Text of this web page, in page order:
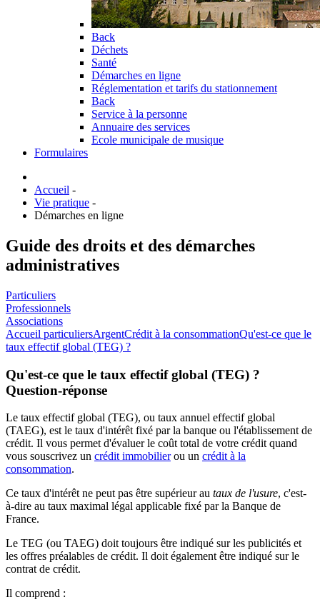
Back
Déchets
Santé
Démarches en ligne
Réglementation et tarifs du stationnement
Back
Service à la personne
Annuaire des services
Ecole municipale de musique
Formulaires
Accueil -
Vie pratique -
Démarches en ligne
Guide des droits et des démarches
administratives
Particuliers
Professionnels
Associations
Accueil particuliersArgentCrédit à la consommationQu'est-ce que le
taux effectif global (TEG) ?
Qu'est-ce que le taux effectif global (TEG) ?
Question-réponse
Le taux effectif global (TEG), ou taux annuel effectif global
(TAEG), est le taux d'intérêt fixé par la banque ou l'établissement de
crédit. Il vous permet d'évaluer le coût total de votre crédit quand
vous souscrivez un crédit immobilierou un crédit à la
consommation.
Ce taux d'intérêt ne peut pas être supérieur au taux de l'usure, c'est-
à-dire au taux maximal légal applicable fixé par la Banque de
France.
Le TEG (ou TAEG) doit toujours être indiqué sur les publicités et
les offres préalables de crédit. Il doit également être indiqué sur le
contrat de crédit.
Il comprend :